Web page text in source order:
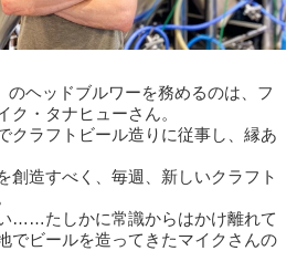
のヘッドブルワーを務めるのは、フ
ク・タナヒューさん。
クラフトビール造りに従事し、縁あ
創造すべく、毎週、新しいクラフト
……たしかに常識からはかけ離れて
でビールを造ってきたマイクさんの